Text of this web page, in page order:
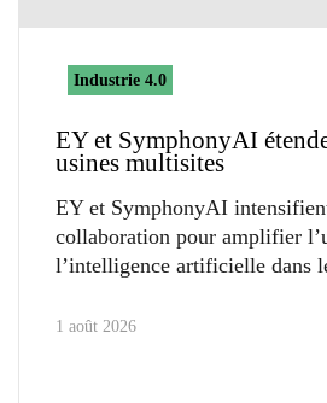
Industrie 4.0
EY et SymphonyAI
usines multisites
EY et SymphonyAI
collaboration pour amplifier
l’intelligence artificielle dans
1 août 2026